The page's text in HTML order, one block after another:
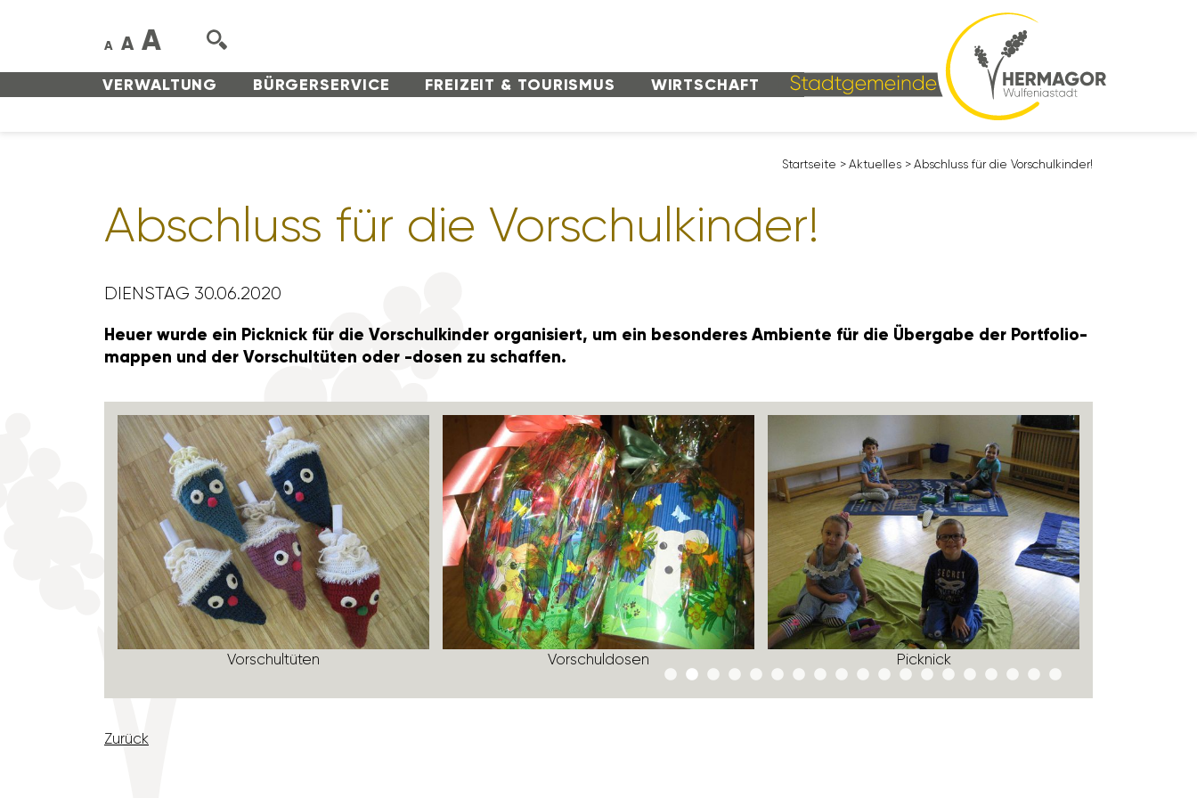
VERWAL­TUNG BÜRGER­SERVICE FREI­ZEIT & TOURISMUS WIRT­SCHAFT
A A A
Start­seite > Aktu­elles > Abschluss für die Vorschul­kinder!
Abschluss für die Vorschul­kinder!
DIENSTAG 30.06.2020
Heuer wurde ein Pick­nick für die Vorschul­kinder orga­ni­siert, um ein beson­deres Ambi­ente für die Übergabe der Port­fo­lio­
mappen und der Vorschul­tüten oder -dosen zu schaffen.
Vorschul­tüten Vorschul­dosen Pick­nick
Zurück